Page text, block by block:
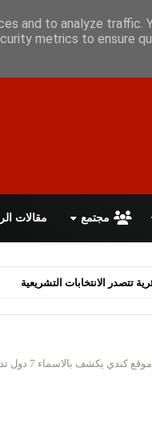
أعلن معانا اتصل بنا
مجتمع مقالات
من رئاسة الحكومة البريطانية
موقع كندي يكشف بالاسماء 7 دول تدعم داعش
and to analyze traffic.
metrics to ensure